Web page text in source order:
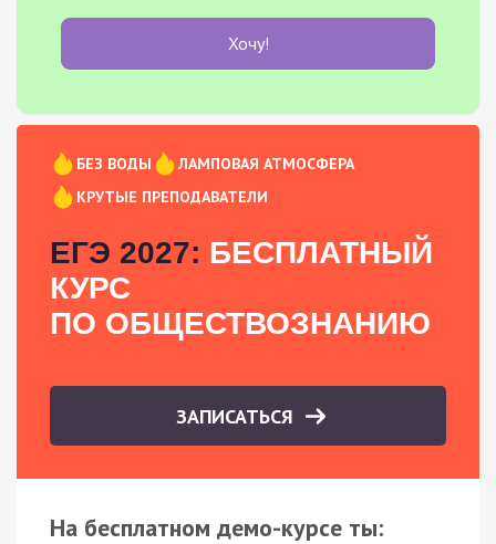
Хочу!
БЕЗ ВОДЫ
ЛАМПОВАЯ АТМОСФЕРА
КРУТЫЕ ПРЕПОДАВАТЕЛИ
ЕГЭ 2027: БЕСПЛАТНЫЙ
КУРС
ПО ОБЩЕСТВОЗНАНИЮ
ЗАПИСАТЬСЯ
На бесплатном демо-курсе ты: